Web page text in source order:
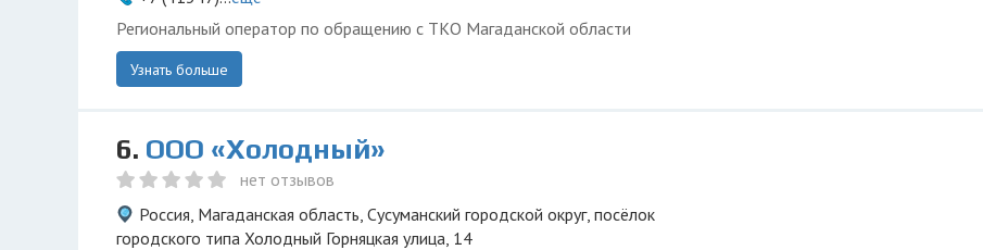
Региональный оператор по обращению с ТКО Магаданской области
Узнать больше
6. ООО «Холодный»
нет отзывов
Россия, Магаданская область, Сусуманский городской округ, посёлок
городского типа Холодный Горняцкая улица, 14